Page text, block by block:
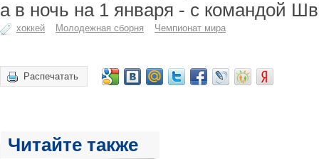
а в ночь на 1 января - с командой
хоккей Молодежная сборня Чемпионат мира
Распечатать
Читайте также